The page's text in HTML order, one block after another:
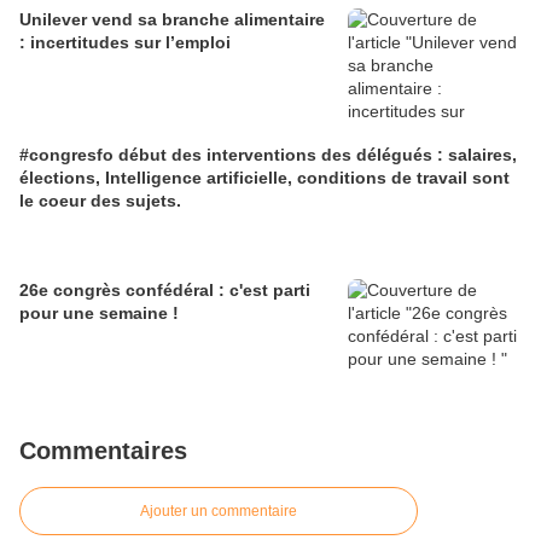
Unilever vend sa branche alimentaire
: incertitudes sur l’emploi
#congresfo début des interventions des délégués : salaires,
élections, Intelligence artificielle, conditions de travail sont
le coeur des sujets.
26e congrès confédéral : c'est parti
pour une semaine !
Commentaires
Ajouter un commentaire